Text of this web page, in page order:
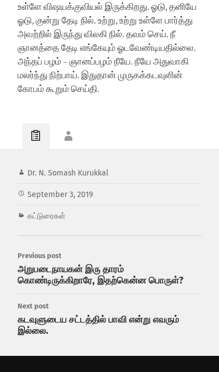
உள்ளே விஷயக்குவியல் இருக்கிறது. ஓடு, தனியே
ஓடு, குன்று தேடி நில். உற்று, உற்று உள்ளே பார்த்து
அவற்றில் இருந்து விலகி நில். தவம் செய். நீ
ஞானத்தை தேடி எங்கேயும் ஓடவேண்டியதில்லை.
அந்தப் பழம் – ஞானப்பழம் நீயே. நீயே அதுவாகி
மலர்ந்து நிற்பாய். இதுதான் முருகக்கடவுளின்
கோபம் கூறும் செய்தி.
Dr. N. Somash Kurukkal
September 3, 2019
கட்டுரைகள்
Previous post
அறுபடைநாயகன் இரு தாரம்
கொண்டிருக்கிறாரே, இதற்கென்ன பொருள்?
Next post
கடவுளுடைய சட்டத்தில் பாவி என்று எவரும்
இல்லை.